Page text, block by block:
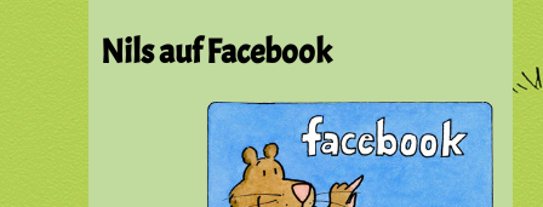
Nils auf Facebook